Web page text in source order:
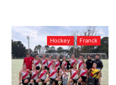
Hockey Franck